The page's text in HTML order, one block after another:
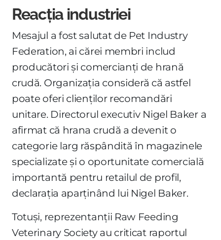
Reacția industriei
Mesajul a fost salutat de Pet Industry
Federation, ai cărei membri includ
producători și comercianți de hrană
crudă. Organizația consideră că astfel
poate oferi clienților recomandări
unitare. Directorul executiv Nigel Baker a
afirmat că hrana crudă a devenit o
categorie larg răspândită în magazinele
specializate și o oportunitate comercială
importantă pentru retailul de profil,
declarația aparținând lui Nigel Baker.
Totuși, reprezentanții Raw Feeding
Veterinary Society au criticat raportul